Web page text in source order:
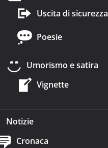
Uscita di sicurezza
Poesie
Umorismo e satira
Vignette
Notizie
Cronaca